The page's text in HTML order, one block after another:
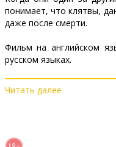
понимает, что клятвы,
даже после смерти.
Фильм на английском
русском языках.
Дистрибьютор:
Сайты:
Читать далее